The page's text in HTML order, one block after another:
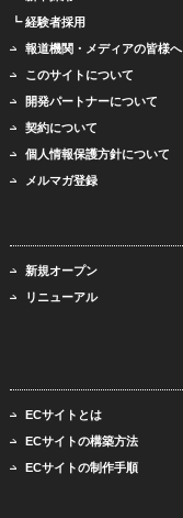
┗ 経験者採用
報道機関・メディアの皆様へ
このサイトについて
開発パートナーについて
契約について
個人情報保護方針について
メルマガ登録
新規オープン
リニューアル
ECサイトとは
ECサイトの構築方法
ECサイトの制作手順